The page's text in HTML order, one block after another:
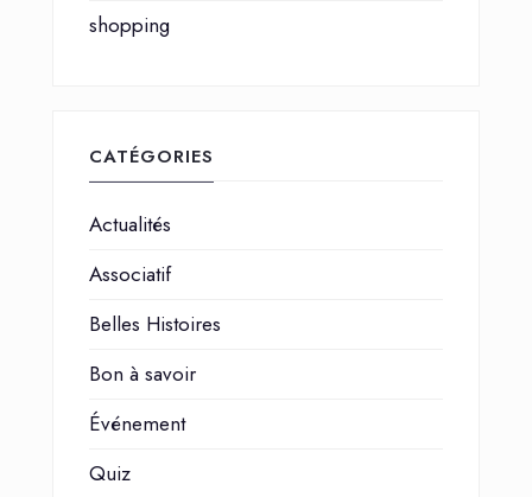
shopping
CATÉGORIES
Actualités
Associatif
Belles Histoires
Bon à savoir
Événement
Quiz